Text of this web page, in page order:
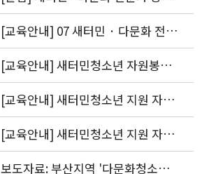
교육(초급) 자료
[교육안내] 07 새터민 · 다문화 전문
가 양성 교육(초급) 신청자 명단입니
다.
[교육안내] 새터민청소년 자원봉사
자 양성과정 교육 장소 안내
[교육안내] 새터민청소년 지원 자원
봉사자 양성과정 참가자 추가 모집
안내
[교육안내] 새터민청소년 지원 자원
봉사자 양성과정 참가자 모집 안내
보도자료: 부산지역 '다문화청소년